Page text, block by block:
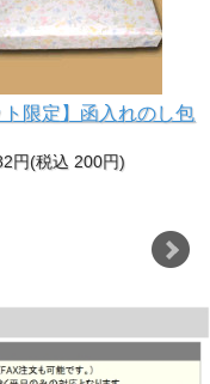
い方
も、用意したデジタ
タオルが、1枚からで
リジナルタオルに。
みませんか？
い方
色を使うことができま
ったデザインも可能
ト限定】函入れのし包
円(税込 200円)